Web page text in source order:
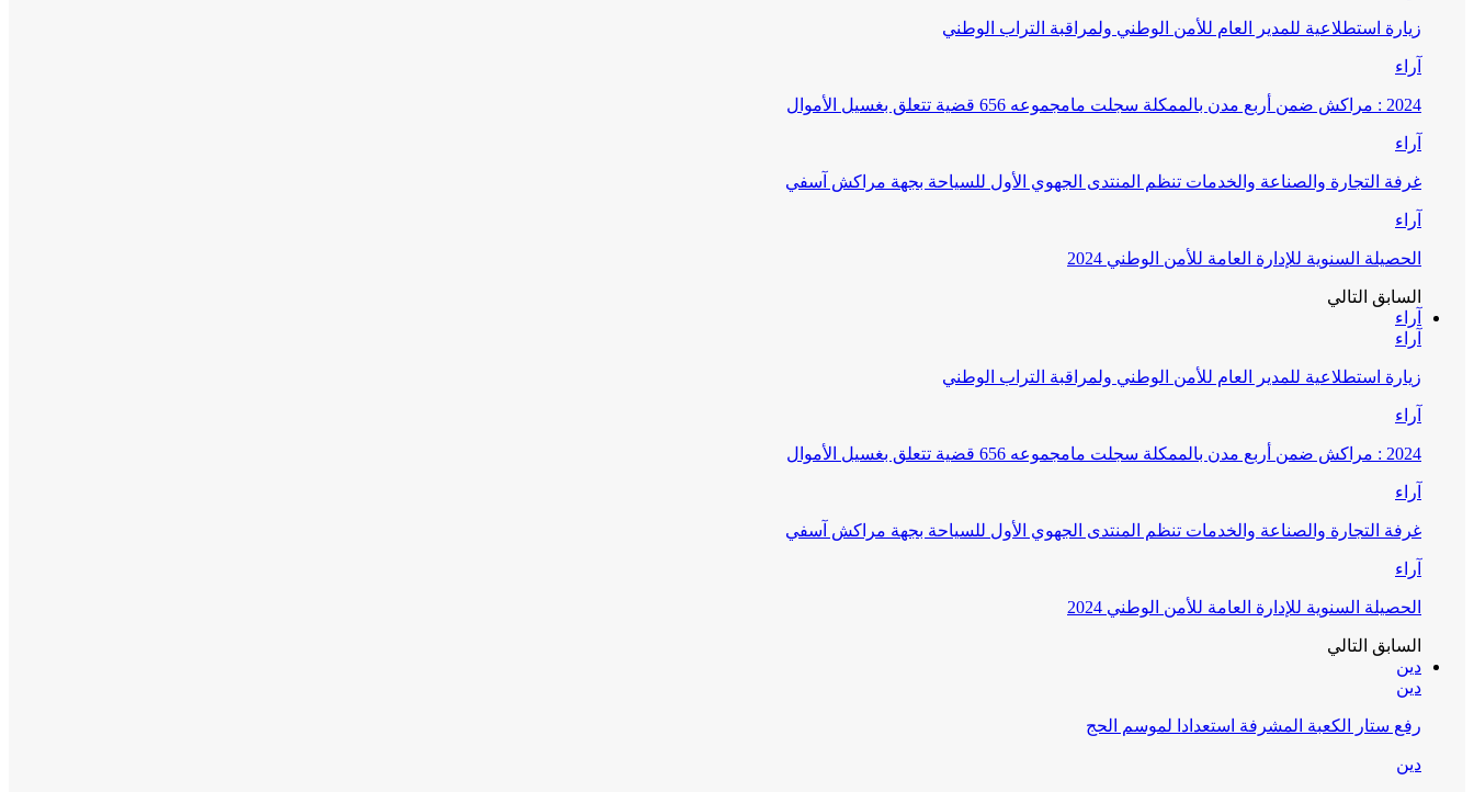
زيارة استطلاعية للمدير العام للأمن الوطني ولمراقبة التراب الوطني
آراء
2024 : مراكش ضمن أربع مدن بالممكلة سجلت مامجموعه 656 قضية تتعلق بغسيل الأموال
آراء
غرفة التجارة والصناعة والخدمات تنظم المنتدى الجهوي الأول للسياحة بجهة مراكش آسفي
آراء
الحصيلة السنوية للإدارة العامة للأمن الوطني 2024
السابق التالي
آراء
آراء
زيارة استطلاعية للمدير العام للأمن الوطني ولمراقبة التراب الوطني
آراء
2024 : مراكش ضمن أربع مدن بالممكلة سجلت مامجموعه 656 قضية تتعلق بغسيل الأموال
آراء
غرفة التجارة والصناعة والخدمات تنظم المنتدى الجهوي الأول للسياحة بجهة مراكش آسفي
آراء
الحصيلة السنوية للإدارة العامة للأمن الوطني 2024
السابق التالي
دين
دين
رفع ستار الكعبة المشرفة استعدادا لموسم الحج
دين